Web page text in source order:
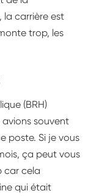
carrière est
trop, les
(BRH)
avions souvent
poste. Si je vous
ça peut vous
car cela
qui était